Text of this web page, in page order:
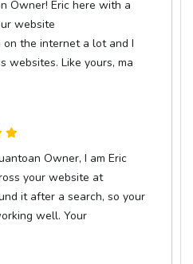
Owner! Eric here with a
website
on the internet a lot and I
websites. Like yours, ma
Owner, I am Eric
your website at
it after a search, so your
well. Your